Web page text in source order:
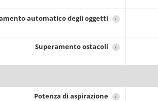
automatico degli oggetti i
Superamento ostacoli i
Potenza di aspirazione i